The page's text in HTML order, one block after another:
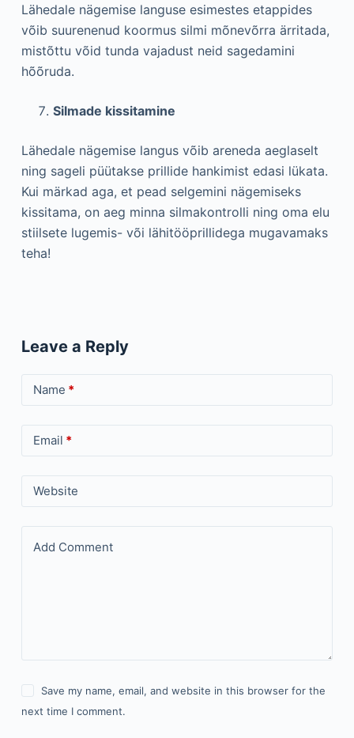
Lähedale nägemise languse esimestes etappides
võib suurenenud koormus silmi mõnevõrra ärritada,
mistõttu võid tunda vajadust neid sagedamini
hõõruda.
Silmade kissitamine
Lähedale nägemise langus võib areneda aeglaselt
ning sageli püütakse prillide hankimist edasi lükata.
Kui märkad aga, et pead selgemini nägemiseks
kissitama, on aeg minna silmakontrolli ning oma elu
stiilsete lugemis- või lähitööprillidega mugavamaks
teha!
Leave a Reply
Name *
Email *
Website
Add Comment
Save my name, email, and website in this browser for the
next time I comment.